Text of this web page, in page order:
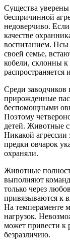
Существа
беспричинной
недоверчиво.
качестве
воспитанием. Псы
своей семье,
кобели, склонны
распространяется
Среди заводчиков
прирожденные
беспомощными
Поэтому
детей. Животные
Никакой агрессии
предки овчарок
охраняли.
Животные
выполняют
только через
привязываются к
На темпераменте
нагрузок.
может привести к
безразличию.